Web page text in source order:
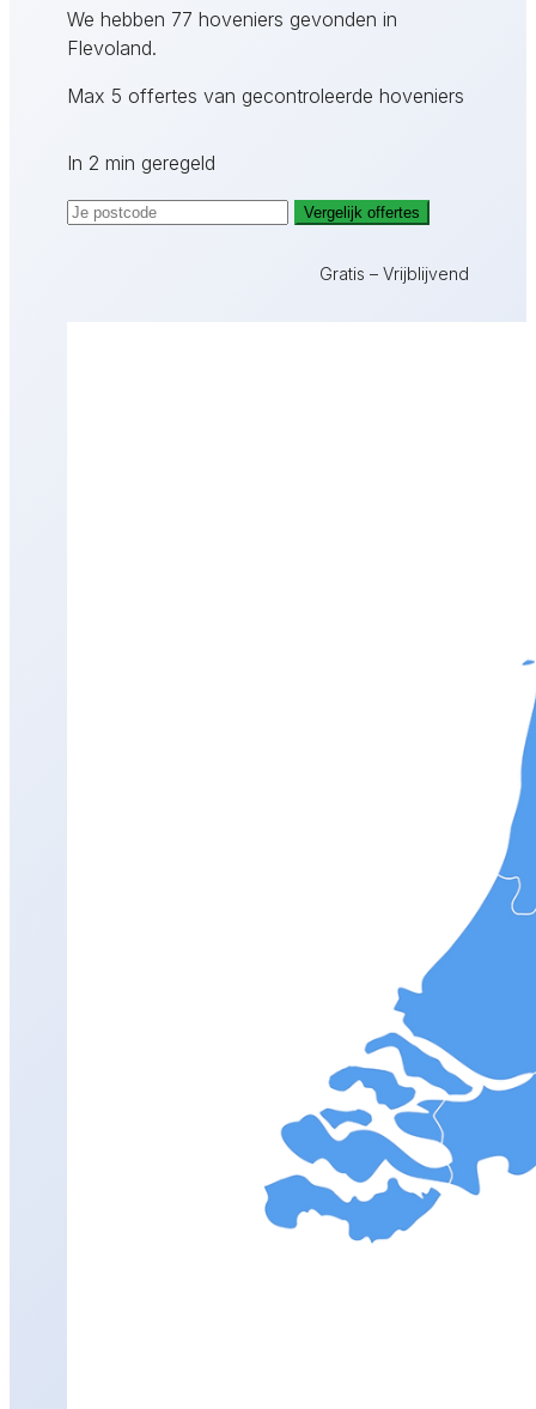
We hebben 77 hoveniers gevonden in
Flevoland.
Max 5 offertes van gecontroleerde hoveniers
In 2 min geregeld
Vergelijk offertes
Gratis – Vrijblijvend